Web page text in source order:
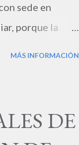
sede en
porque la
DE
MÁS INFORMACIÓN
DE